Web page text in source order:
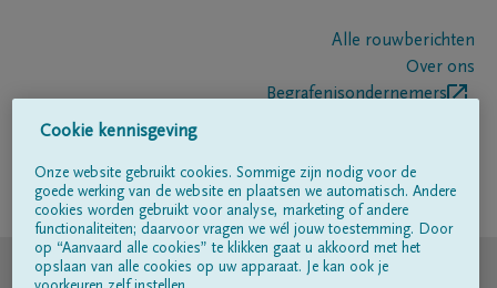
Alle rouwberichten
Over ons
Begrafenisondernemers
Volg ons op
© DELA
Cookie kennisgeving
Onze website gebruikt cookies. Sommige zijn nodig voor de
goede werking van de website en plaatsen we automatisch. Andere
cookies worden gebruikt voor analyse, marketing of andere
functionaliteiten; daarvoor vragen we wél jouw toestemming. Door
op “Aanvaard alle cookies” te klikken gaat u akkoord met het
opslaan van alle cookies op uw apparaat. Je kan ook je